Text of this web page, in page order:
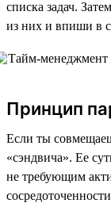
списка задач.
из них и впиши в
Принцип
Если ты
«сэндвича». Ее
не требующим